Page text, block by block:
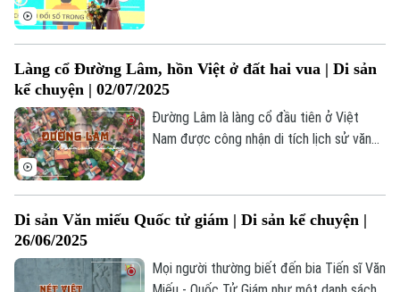
Chuyên mục
Thời sự
Hà Nội
Xã hội
An ninh trật tự
Hà Nội
Nhịp sống Hà Nội
Thế giới
Tin tức
Kinh tế
triển.
Làng cổ Đường Lâm, hồn Việt ở đất hai vua | Di sản
kể chuyện | 02/07/2025
Đường Lâm là làng cổ đầu tiên ở Việt
Nam được công nhận di tích lịch sử văn
nhiều di tích chứa đựng nhiều giá trị kiến
Di sản Văn miếu Quốc tử giám | Di sản kể chuyện |
26/06/2025
Mọi người thường biết đến bia Tiến sĩ Văn